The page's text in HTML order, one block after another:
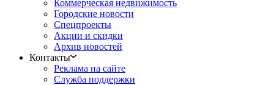
Коммерческая недвижимость
Городские новости
Спецпроекты
Акции и скидки
Архив новостей
Контакты
Реклама на сайте
Служба поддержки